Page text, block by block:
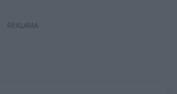
REKLAMA